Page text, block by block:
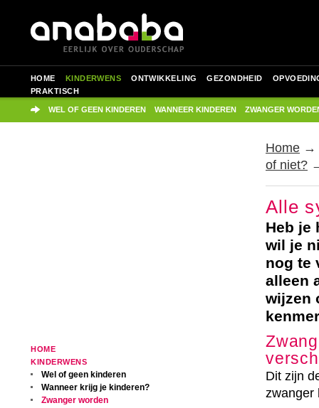
HOME KINDERWENS ONTWIKKELING GEZONDHEID
PRAKTISCH
WEL OF GEEN KINDEREN WANNEER KINDEREN ZWANGER
HOME
KINDERWENS
Wel of geen kinderen
Wanneer krijg je kinderen?
Zwanger worden
Home →
of niet?
Alle
Heb je
wil je
nog te
alleen
wijzen
Dit zijn
zwanger